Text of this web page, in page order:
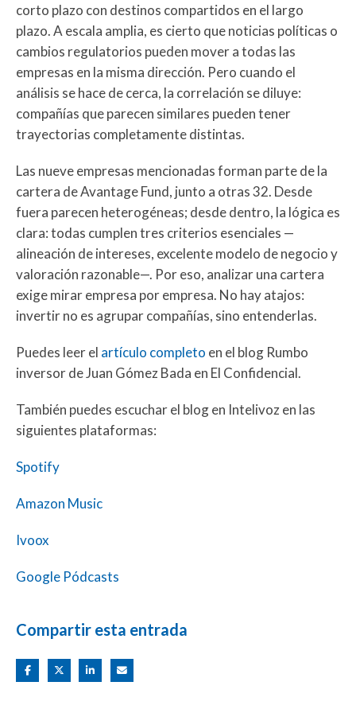
corto plazo con destinos compartidos en el largo
plazo. A escala amplia, es cierto que noticias políticas o
cambios regulatorios pueden mover a todas las
empresas en la misma dirección. Pero cuando el
análisis se hace de cerca, la correlación se diluye:
compañías que parecen similares pueden tener
trayectorias completamente distintas.
Las nueve empresas mencionadas forman parte de la
cartera de Avantage Fund, junto a otras 32. Desde
fuera parecen heterogéneas; desde dentro, la lógica es
clara: todas cumplen tres criterios esenciales —
alineación de intereses, excelente modelo de negocio y
valoración razonable—. Por eso, analizar una cartera
exige mirar empresa por empresa. No hay atajos:
invertir no es agrupar compañías, sino entenderlas.
Puedes leer el artículo completo en el blog Rumbo
inversor de Juan Gómez Bada en El Confidencial.
También puedes escuchar el blog en Intelivoz en las
siguientes plataformas:
Spotify
Amazon Music
Ivoox
Google Pódcasts
Compartir esta entrada